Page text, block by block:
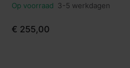
Op voorraad 3-5 werkdagen
€ 255,00